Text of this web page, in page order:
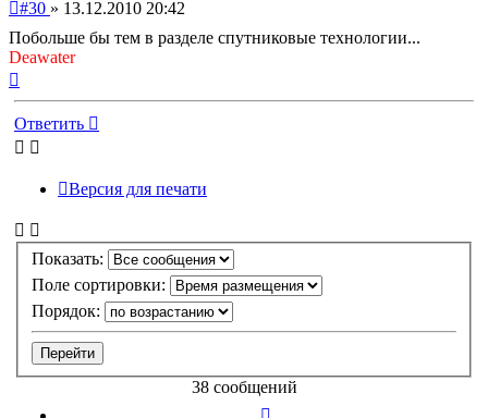
#30 » 13.12.2010 20:42
Побольше бы тем в разделе спутниковые технологии...
Deawater
началу
Ответить
Версия для печати
Показать:
Поле сортировки:
Порядок:
38 сообщений